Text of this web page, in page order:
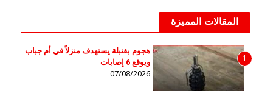
المقالات المميزة
1
هجوم بقنبلة يستهدف منزلاً في أم جباب
ويوقع 6 إصابات
07/08/2026